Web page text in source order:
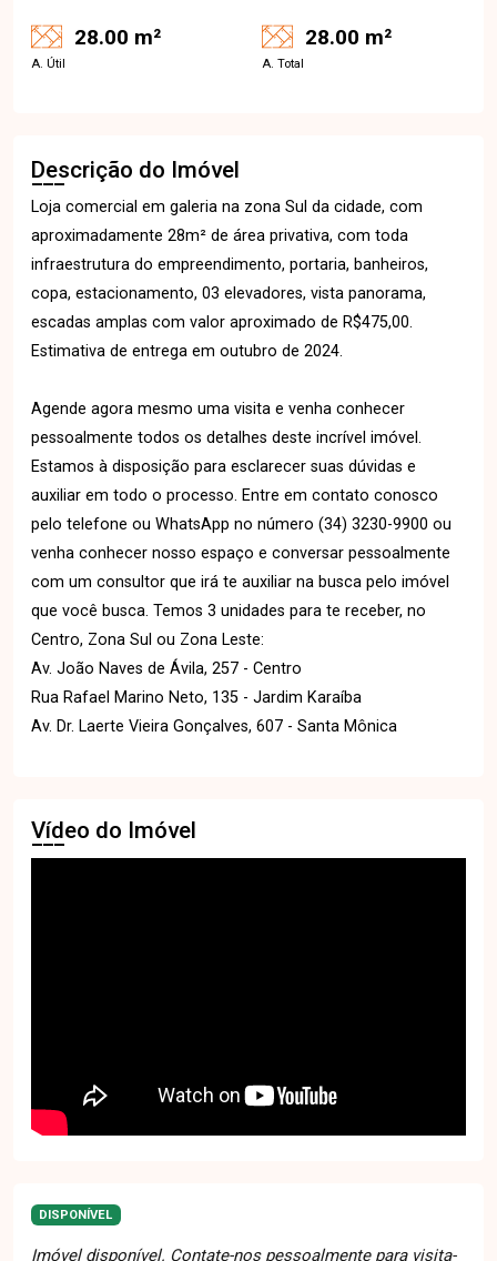
28.00 m²
A. Útil
28.00 m²
A. Total
Descrição do Imóvel
Loja comercial em galeria na zona Sul da cidade, com
aproximadamente 28m² de área privativa, com toda
infraestrutura do empreendimento, portaria, banheiros,
copa, estacionamento, 03 elevadores, vista panorama,
escadas amplas com valor aproximado de R$475,00.
Estimativa de entrega em outubro de 2024.
Agende agora mesmo uma visita e venha conhecer
pessoalmente todos os detalhes deste incrível imóvel.
Estamos à disposição para esclarecer suas dúvidas e
auxiliar em todo o processo. Entre em contato conosco
pelo telefone ou WhatsApp no número (34) 3230-9900 ou
venha conhecer nosso espaço e conversar pessoalmente
com um consultor que irá te auxiliar na busca pelo imóvel
que você busca. Temos 3 unidades para te receber, no
Centro, Zona Sul ou Zona Leste:
Av. João Naves de Ávila, 257 - Centro
Rua Rafael Marino Neto, 135 - Jardim Karaíba
Av. Dr. Laerte Vieira Gonçalves, 607 - Santa Mônica
Vídeo do Imóvel
DISPONÍVEL
Imóvel disponível. Contate-nos pessoalmente para visita-